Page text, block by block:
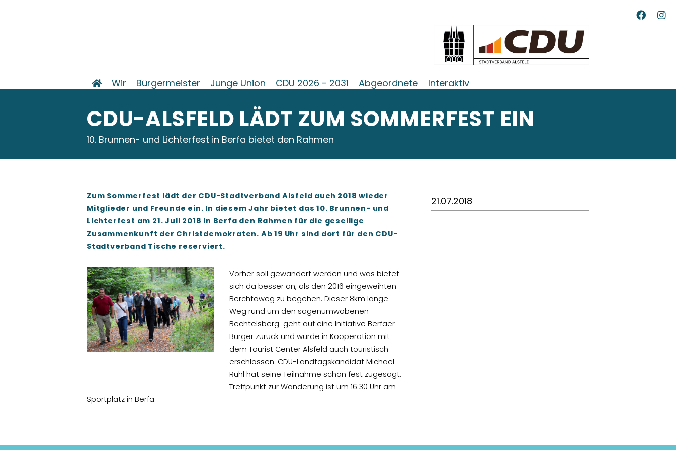
Wir Bürgermeister Junge Union CDU 2026 - 2031 Abgeordnete Interaktiv
CDU-ALSFELD LÄDT ZUM SOMMERFEST EIN
10. Brunnen- und Lichterfest in Berfa bietet den Rahmen
Zum Sommerfest lädt der CDU-Stadtverband Alsfeld auch 2018 wieder
Mitglieder und Freunde ein. In diesem Jahr bietet das 10. Brunnen- und
Lichterfest am 21. Juli 2018 in Berfa den Rahmen für die gesellige
Zusammenkunft der Christdemokraten. Ab 19 Uhr sind dort für den CDU-
Stadtverband Tische reserviert.
Vorher soll gewandert werden und was bietet
sich da besser an, als den 2016 eingeweihten
Berchtaweg zu begehen. Dieser 8km lange
Weg rund um den sagenumwobenen
Bechtelsberg geht auf eine Initiative Berfaer
Bürger zurück und wurde in Kooperation mit
dem Tourist Center Alsfeld auch touristisch
erschlossen. CDU-Landtagskandidat Michael
Ruhl hat seine Teilnahme schon fest zugesagt.
Treffpunkt zur Wanderung ist um 16:30 Uhr am
Sportplatz in Berfa.
21.07.2018